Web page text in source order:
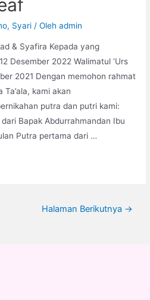
, Syari / Olehadmin
& Syafira Kepada yang
Desember 2022 Walimatul ‘Urs
2021 Dengan memohon rahmat
kami akan
putra dan putri kami:
Bapak Abdurrahmandan Ibu
Putra pertama dari …
Halaman Berikutnya →